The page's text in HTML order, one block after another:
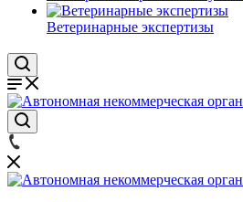
Ветеринарные экспертизы